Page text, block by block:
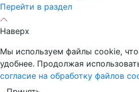
Перейти в раздел
Наверх
Мы используем файлы cookie,
удобнее. Продолжая
согласие на обработку файлов